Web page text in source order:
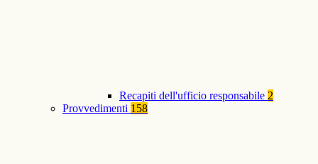
Recapiti dell'ufficio responsabile 2
Provvedimenti 158